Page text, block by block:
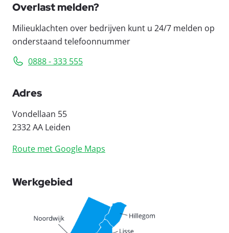
Overlast melden?
Milieuklachten over bedrijven kunt u 24/7 melden op
onderstaand telefoonnummer
0888 - 333 555
Adres
Vondellaan 55
2332 AA Leiden
Route met Google Maps
Werkgebied